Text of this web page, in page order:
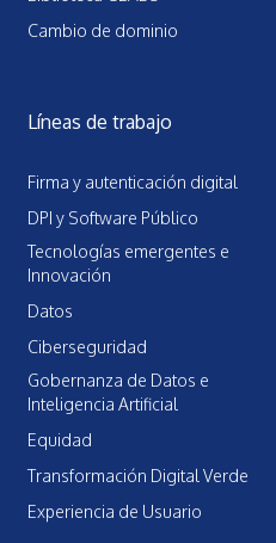
Cambio de dominio
Líneas de trabajo
Firma y autenticación digital
DPI y Software Público
Tecnologías emergentes e
Innovación
Datos
Ciberseguridad
Gobernanza de Datos e
Inteligencia Artificial
Equidad
Transformación Digital Verde
Experiencia de Usuario